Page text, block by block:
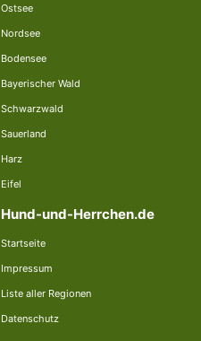
Ostsee
Nordsee
Bodensee
Bayerischer Wald
Schwarzwald
Sauerland
Harz
Eifel
Hund-und-Herrchen.de
Startseite
Impressum
Liste aller Regionen
Datenschutz